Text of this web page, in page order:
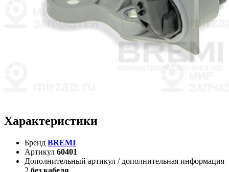
Характеристики
Бренд BREMI
Артикул 60401
Дополнительный артикул / дополнительная информация
2 без кабеля